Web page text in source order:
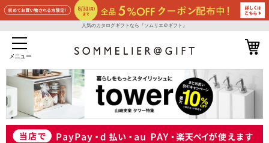
人気のカタログギフトなら『ソムリエ＠ギフト』
メニュー